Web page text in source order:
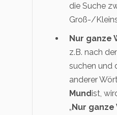
die Suche
Groß-/
Nur ganze
z.B. nach
suchen und
anderer
Mundist,
„Nur